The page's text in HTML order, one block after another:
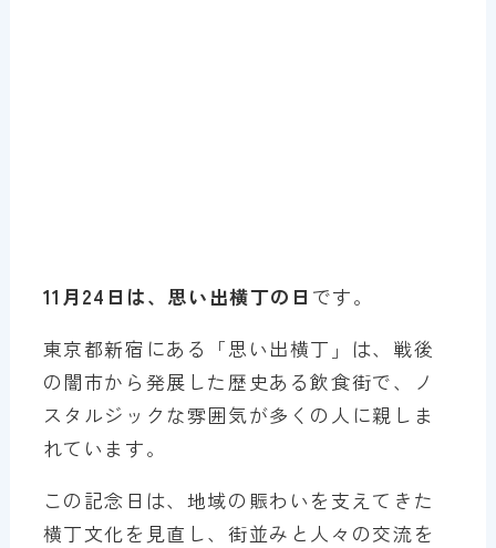
11月24日は、思い出横丁の日 です。
東京都新宿にある「思い出横丁」は、戦後
の闇市から発展した歴史ある飲食街で、ノ
スタルジックな雰囲気が多くの人に親しま
れています。
この記念日は、地域の賑わいを支えてきた
横丁文化を見直し、街並みと人々の交流を